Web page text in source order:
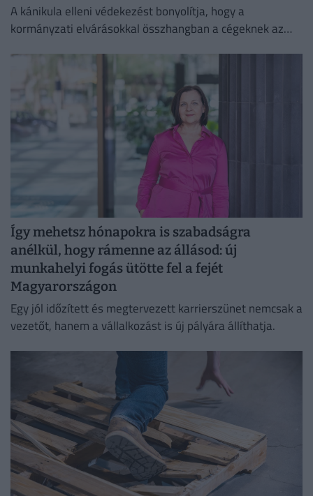
A kánikula elleni védekezést bonyolítja, hogy a
kormányzati elvárásokkal összhangban a cégeknek az
Így mehetsz hónapokra is szabadságra
anélkül, hogy rámenne az állásod: új
munkahelyi fogás ütötte fel a fejét
Magyarországon
Egy jól időzített és megtervezett karrierszünet nemcsak a
vezetőt, hanem a vállalkozást is új pályára állíthatja.